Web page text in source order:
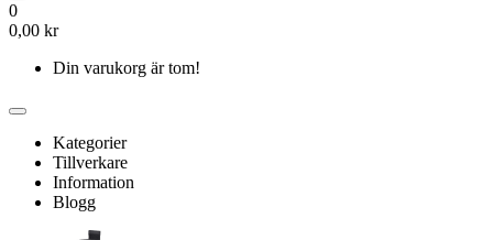
0
0,00 kr
Din varukorg är tom!
Kategorier
Tillverkare
Information
Blogg